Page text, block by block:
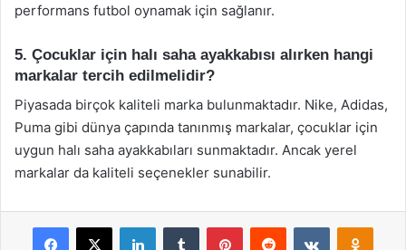
performans futbol oynamak için sağlanır.
5. Çocuklar için halı saha ayakkabısı alırken hangi
markalar tercih edilmelidir?
Piyasada birçok kaliteli marka bulunmaktadır. Nike, Adidas,
Puma gibi dünya çapında tanınmış markalar, çocuklar için
uygun halı saha ayakkabıları sunmaktadır. Ancak yerel
markalar da kaliteli seçenekler sunabilir.
Facebook
X LinkedInTumblr PinterestReddit VKontakte